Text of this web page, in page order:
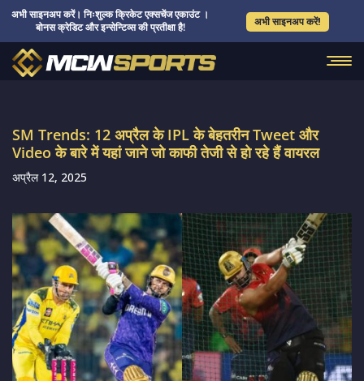
अभी साइनअप करें। निःशुल्क क्रिकेट एक्सचेंज एकाउंट ।
बोनस क्रेडिट और इन्सेन्टिव्स की प्रतीक्षा है!
अभी साइनअप करें!
SM Trends: 12 अप्रैल के IPL के बेहतरीन Tweet और
Video के बारे में यहां जाने जो काफी तेजी से हो रहे हैं वायरल
अप्रैल 12, 2025